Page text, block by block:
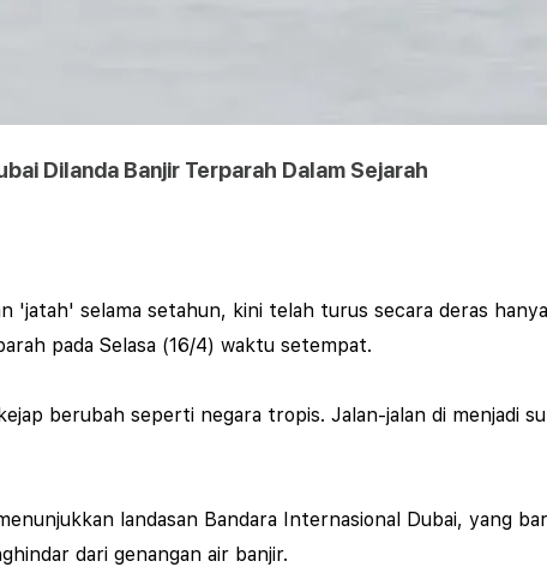
Dilanda Banjir Terparah Dalam Sejarah
'jatah' selama setahun, kini telah turus secara deras
pada Selasa (16/4) waktu setempat.
berubah seperti negara tropis. Jalan-jalan di menjadi
landasan Bandara Internasional Dubai, yang
dari genangan air banjir.